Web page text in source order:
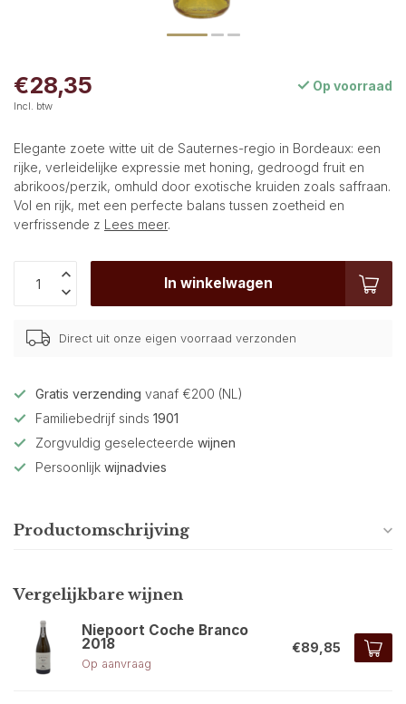
€28,35
Incl. btw
Op voorraad
Elegante zoete witte uit de Sauternes-regio in Bordeaux: een
rijke, verleidelijke expressie met honing, gedroogd fruit en
abrikoos/perzik, omhuld door exotische kruiden zoals saffraan.
Vol en rijk, met een perfecte balans tussen zoetheid en
verfrissende z Lees meer.
In winkelwagen
Direct uit onze eigen voorraad verzonden
Gratis verzending vanaf €200 (NL)
Familiebedrijf sinds 1901
Zorgvuldig geselecteerde wijnen
Persoonlijk wijnadvies
Productomschrijving
Vergelijkbare wijnen
Niepoort Coche Branco
2018
Op aanvraag
€89,85